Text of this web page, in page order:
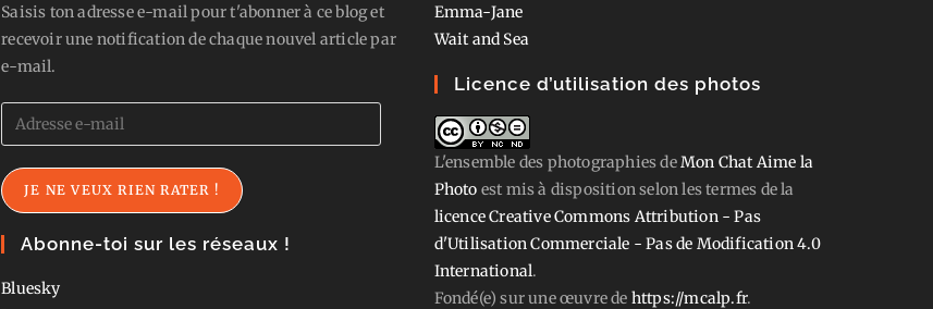
Saisis ton adresse e-mail pour t'abonner à ce blog et
recevoir une notification de chaque nouvel article par
e-mail.
Adresse
e-
mail
JE NE VEUX RIEN RATER !
Abonne-toi sur les réseaux !
Bluesky
Emma-Jane
Wait and Sea
Licence d’utilisation des photos
L'ensemble des photographiesdeMon Chat Aime la
Photo est mis à disposition selon les termes de la
licence Creative Commons Attribution - Pas
d'Utilisation Commerciale - Pas de Modification 4.0
International.
Fondé(e) sur une œuvre de https://mcalp.fr.